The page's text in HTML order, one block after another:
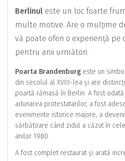
Berlinul este un loc foarte
multe motive. Are o mulțime
vă poate oferi o experiență pe
pentru anii următori.
Poarta Brandenburg este un
din secolul al XVIII-lea și are
poartă rămasă în Berlin. A fost
adunarea protestatarilor, a fost
evenimente istorice majore, a
sărbătoare când zidul a căzut în
anilor 1980.
A fost complet restaurat și arată